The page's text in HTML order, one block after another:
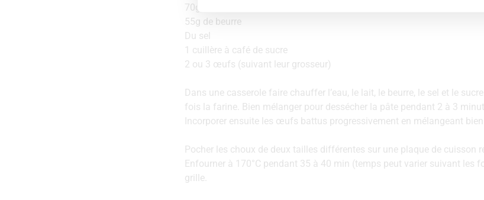
70g‌ ‌de‌ ‌farine‌ ‌
55g‌ ‌de‌ ‌beurre‌ ‌
Du‌ ‌sel‌ ‌
1‌ ‌cuillère‌ ‌à‌ ‌café‌ ‌de‌ ‌sucre‌ ‌
2‌ ‌ou‌ ‌3‌ ‌œufs‌ ‌(suivant‌ ‌leur‌ ‌grosseur)‌ ‌
Dans‌ ‌une‌ ‌casserole‌ ‌faire‌ ‌chauffer‌ ‌l’eau,‌ ‌le‌ ‌lait,‌ ‌le‌ ‌beurre,‌ ‌le‌ ‌sel‌ ‌et‌ ‌le‌
‌fois‌ ‌la‌ ‌farine.‌ ‌Bien‌ ‌mélanger‌ ‌pour‌ ‌dessécher‌ ‌la‌ ‌pâte‌ ‌pendant‌ ‌2‌ ‌à‌ ‌3‌
Incorporer‌ ‌ensuite‌ ‌les‌ ‌œufs‌ ‌battus‌ ‌progressivement‌ ‌en‌ ‌mélangeant‌
Pocher‌ ‌les‌ ‌choux de deux tailles différentes ‌sur‌ ‌une‌ ‌plaque‌ ‌de‌ ‌cuisson‌
‌Enfourner‌ ‌à‌ ‌170°C‌ ‌pendant‌ ‌35‌ ‌à‌ ‌40‌ ‌min ‌(temps‌ ‌peut‌ ‌varier‌ ‌suivant‌ ‌les‌
‌grille.‌ ‌